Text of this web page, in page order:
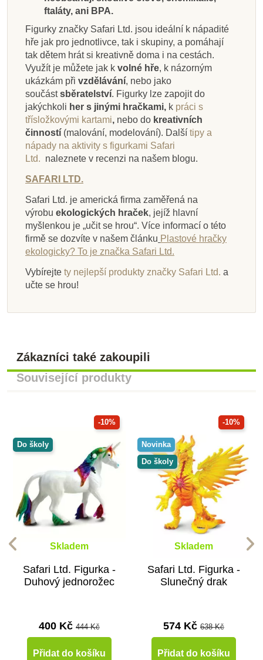
Zobrazit detail
Zobrazit detail
Přidat do košíku
Přidat do košíku
ftaláty, ani BPA.
Figurky značky Safari Ltd. jsou ideální k nápadité
hře jak pro jednotlivce, tak i skupiny, a pomáhají
tak dětem hrát si kreativně doma i na cestách.
Využít je můžete jak k volné hře, k názorným
ukázkám při vzdělávání, nebo jako
součástsběratelství. Figurky lze zapojit do
jakýchkoli her s jinými hračkami, k práci s
třísložkovými kartami, nebo do kreativních
činností (malování, modelování). Další tipy a
nápady na aktivity s figurkami Safari
Ltd. naleznete v recenzi na našem blogu.
SAFARI LTD.
Safari Ltd. je americká firma zaměřená na
výrobu ekologických hraček, jejíž hlavní
myšlenkou je „učit se hrou“. Více informací o této
firmě se dozvíte v našem článku Plastové hračky
ekologicky? To je značka Safari Ltd.
Vybírejte ty nejlepší produkty značky Safari Ltd. a
učte se hrou!
Zákazníci také zakoupili
Související produkty
-10%
Do školy
Skladem
Safari Ltd. Figurka -
Duhový jednorožec
400 Kč 444 Kč
Přidat do košíku
-10%
Novinka
Do školy
Skladem
Safari Ltd. Figurka -
Slunečný drak
574 Kč 638 Kč
Přidat do košíku